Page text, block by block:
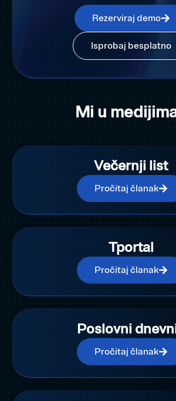
Rezerviraj demo
Isprobaj besplatno
Mi u
Večernji list
Pročitaj članak
Tportal
Pročitaj članak
Poslovni
Pročitaj članak